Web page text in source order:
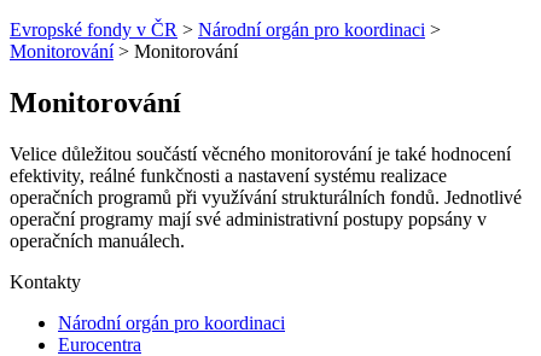
Evropské fondy v ČR > Národní orgán pro koordinaci >
Monitorování> Monitorování
Monitorování
Velice důležitou součástí věcného monitorování je také hodnocení
efektivity, reálné funkčnosti a nastavení systému realizace
operačních programů při využívání strukturálních fondů. Jednotlivé
operační programy mají své administrativní postupy popsány v
operačních manuálech.
Kontakty
Národní orgán pro koordinaci
Eurocentra